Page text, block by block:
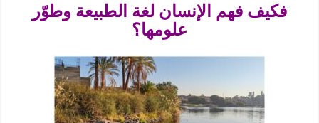
فكيف فهم الإنسان لغة الطبيعة وطوّر
علومها؟